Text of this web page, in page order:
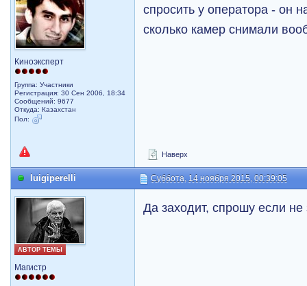
Киноэксперт
Группа: Участники
Регистрация: 30 Сен 2006, 18:34
Сообщений: 9677
Откуда: Казахстан
Пол:
спросить у оператора - он
сколько камер снимали
Наверх
luigiperelli Суббота, 14 ноября 2015, 00:39:05
АВТОР ТЕМЫ
Магистр
Да заходит, спрошу если не